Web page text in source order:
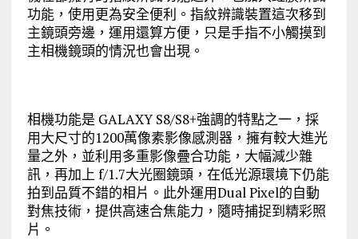
功能，使用更為安全便利。指紋辨識裝置這次移到
主鏡頭旁邊，運用還算方便，只是手指不小觸摸到
主相機鏡頭的情況也會出現。
相機功能是 GALAXY S8/S8+強調的特點之一，採
用大尺寸的1200萬像素影像感測器，擁有較大進光
量之外，並利用多重影像疊合功能，大幅減少雜
訊，再加上 f/1.7大光圈鏡頭，在低光源環境下仍能
拍到品質不錯的相片。此外運用Dual Pixel的自動
對焦技術，提供高速合焦能力，隨時捕捉到精彩照
片。